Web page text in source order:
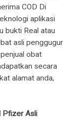
COD Di
aplikasi
bukti Real atau
asli penggugur
obat
secara
alamat anda,
Pfizer Asli